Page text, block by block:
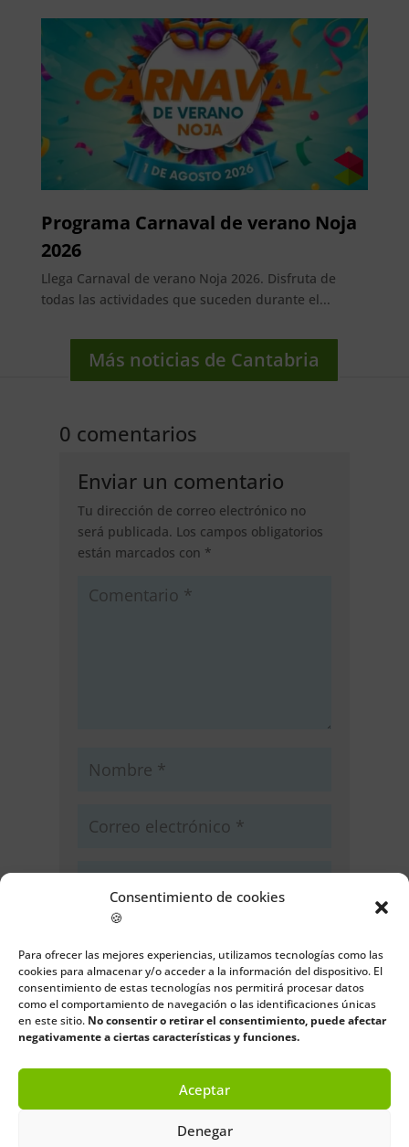
Consentimiento de cookies
🍪
Para ofrecer las mejores experiencias, utilizamos tecnologías como las
cookies para almacenar y/o acceder a la información del dispositivo. El
consentimiento de estas tecnologías nos permitirá procesar datos
como el comportamiento de navegación o las identificaciones únicas
en este sitio. No consentir o retirar el consentimiento, puede afectar
negativamente a ciertas características y funciones.
Aceptar
Denegar
Programa Carnaval de verano Noja
2026
Llega Carnaval de verano Noja 2026. Disfruta de
todas las actividades que suceden durante el...
Más noticias de Cantabria
0 comentarios
Enviar un comentario
Tu dirección de correo electrónico no
será publicada. Los campos obligatorios
están marcados con *
Guarda mi nombre, correo
electrónico y web en este navegador
para la próxima vez que comente.
Enviar comentario